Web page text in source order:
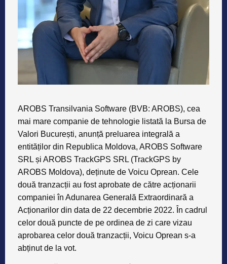
AROBS Transilvania Software (BVB: AROBS), cea
mai mare companie de tehnologie listată la Bursa de
Valori București, anunță preluarea integrală a
entităților din Republica Moldova, AROBS Software
SRL și AROBS TrackGPS SRL (TrackGPS by
AROBS Moldova), deținute de Voicu Oprean. Cele
două tranzacții au fost aprobate de către acționarii
companiei în Adunarea Generală Extraordinară a
Acționarilor din data de 22 decembrie 2022. În cadrul
celor două puncte de pe ordinea de zi care vizau
aprobarea celor două tranzacții, Voicu Oprean s-a
abținut de la vot.